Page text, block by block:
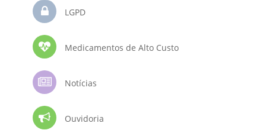
LGPD
Medicamentos de Alto Custo
Notícias
Ouvidoria